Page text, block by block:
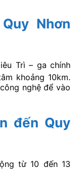
Nhơn
Trì – ga chính
khoảng 10km.
nghệ để vào
đến Quy
từ 10 đến 13